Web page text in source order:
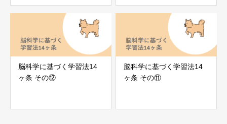
脳科学に基づく学習法14
ヶ条 その⑫
脳科学に基づく学習法14
ヶ条 その⑪